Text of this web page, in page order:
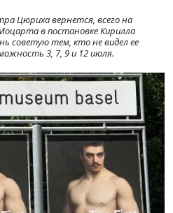
Цюриха вернется, всего на
в постановке Кирилла
советую тем, кто не видел ее
3, 7, 9 и 12 июля.